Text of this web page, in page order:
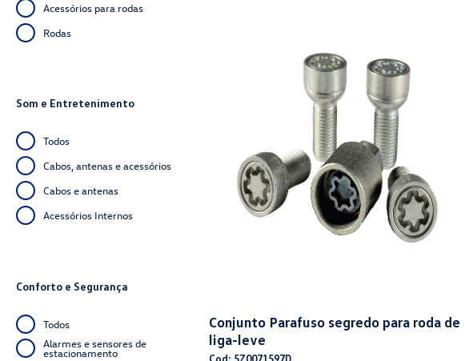
Acessórios para rodas
Rodas
Som e Entretenimento
Todos
Cabos, antenas e acessórios
Cabos e antenas
Acessórios Internos
Conforto e Segurança
Todos
Alarmes e sensores de
estacionamento
Conjunto Parafuso segredo para roda de
liga-leve